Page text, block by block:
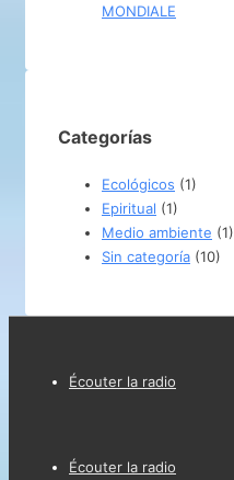
MONDIALE
Categorías
Ecológicos (1)
Epiritual (1)
Medio ambiente (1)
Sin categoría (10)
Menú
pie
Écouter la radio
Menú
Écouter la radio